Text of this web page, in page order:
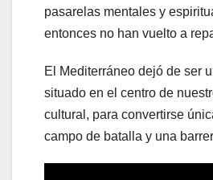
pasarelas mentales y
entonces no han vuelto a
El Mediterráneo dejó de ser
situado en el centro de
cultural, para convertirse
campo de batalla y una